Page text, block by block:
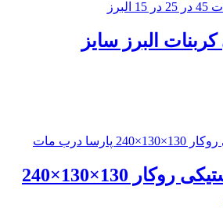
البرز سایز
جعبه تقسیم پلاستیکی روکار 130×130×240